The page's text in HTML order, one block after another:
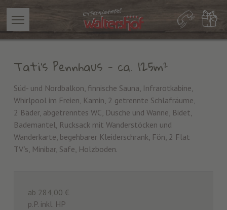
Tati's Pennhaus- ca. 125m²
Süd- und Nordbalkon, finnische Sauna, Infrarotkabine,
Whirlpool im Freien, Kamin, 2 getrennte Schlafräume,
2 Bäder, abgetrenntes WC, Dusche und Wanne, Bidet,
Bademantel, Rucksack mit Wanderstöcken und
Wanderkarte, begehbarer Kleiderschrank, Fön, 2 Flat
TV’s, Minibar, Safe, Holzboden.
ab 284,00 €
p.P. inkl. HP